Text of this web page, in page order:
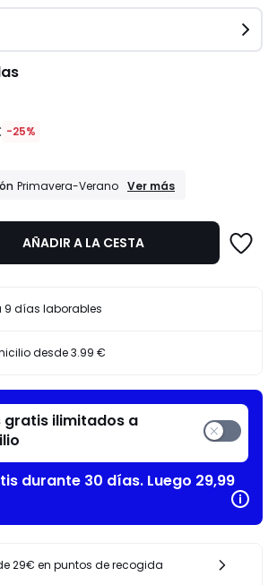
-25%
Primavera-Verano REBAJAS
Ver más
AÑADIR A LA CESTA
9 días laborables
desde3.99 €
gratis ilimitados a
durante 30 días. Luego 29,99
29€ en puntos de recogida